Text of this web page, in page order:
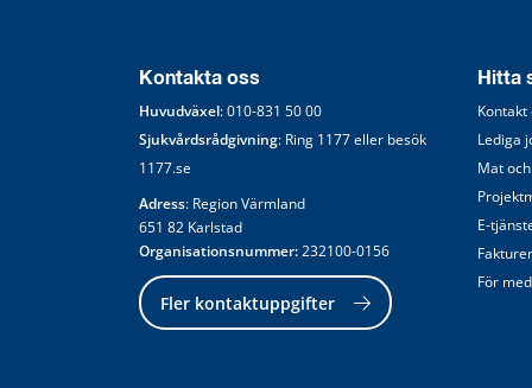
Kontakta oss
Huvudväxel: 010-831 50 00
Sjukvårdsrådgivning: Ring 1177 eller besök
1177.se
Adress: Region Värmland
651 82 Karlstad
Organisationsnummer: 232100-0156
Fler kontaktuppgifter
Hitta
Lediga
Mat
E-
För